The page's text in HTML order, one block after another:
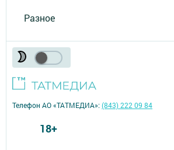
Разное
Телефон АО «ТАТМЕДИА»:(843) 222 09 84
18+